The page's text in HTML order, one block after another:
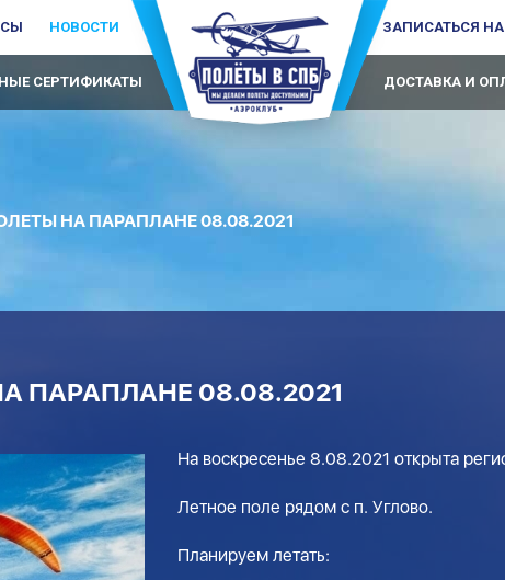
НОВОСТИ ЗАПИСАТЬСЯ
СЕРТИФИКАТЫ ДОСТАВКА И
НА ПАРАПЛАНЕ 08.08.2021
ПАРАПЛАНЕ 08.08.2021
На воскресенье 8.08.2021 открыта
Летное поле рядом с п. Углово.
Планируем летать: